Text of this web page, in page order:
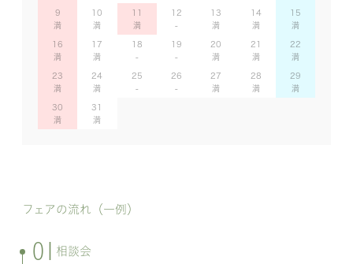
9 10 11 12 13 14 15
16 17 18 19 20 21 22
23 24 25 26 27 28 29
30 31
フェアの流れ（一例）
01 相談会